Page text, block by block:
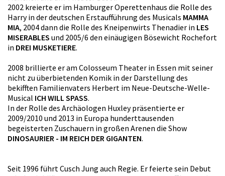
2002 kreierte er im Hamburger Operettenhaus die Rolle des
Harry in der deutschen Erstaufführung des Musicals MAMMA
MIA, 2004 dann die Rolle des Kneipenwirts Thenadier in LES
MISERABLES und 2005/6 den einäugigen Bösewicht Rochefort
in DREI MUSKETIERE.
2008 brillierte er am Colosseum Theater in Essen mit seiner
nicht zu überbietenden Komik in der Darstellung des
bekifften Familienvaters Herbert im Neue-Deutsche-Welle-
Musical ICH WILL SPASS.
In der Rolle des Archäologen Huxley präsentierte er
2009/2010 und 2013 in Europa hunderttausenden
begeisterten Zuschauern in großen Arenen die Show
DINOSAURIER - IM REICH DER GIGANTEN.
Seit 1996 führt Cusch Jung auch Regie. Er feierte sein Debut